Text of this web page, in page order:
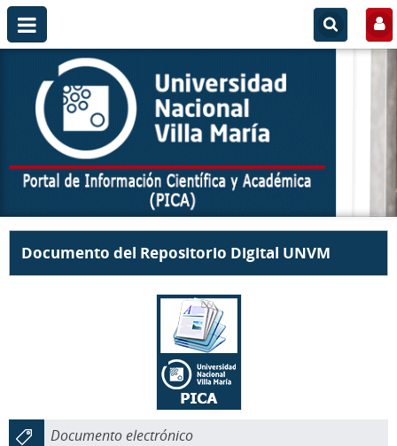
Documento del Repositorio Digital UNVM
Documento electrónico